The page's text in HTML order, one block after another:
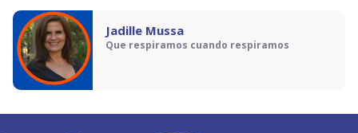
Jadille Mussa
Que respiramos cuando respiramos